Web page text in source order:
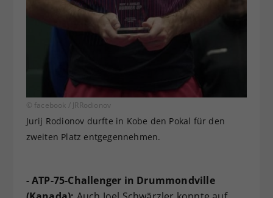
© facebook / JRRodionov
Jurij Rodionov durfte in Kobe den Pokal für den
zweiten Platz entgegennehmen.
- ATP-75-Challenger in Drummondville